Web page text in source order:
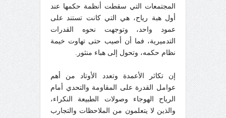
المجتمعات التي سقطت أنظمة حكمها عند
أول هبة رياح، هي التي كانت تستند على
عمود واحد، وتوجهت نحوه القدرات
التدميرية، فما أن أصيب حتى تهاوت خيمة
نظام حكمه، وتحول إلى هباء منثور.
إن تكاثر الأعمدة وتعدد الأوتاد من أهم
عوامل القدرة على المقاومة والتحدي أمام
الرياح الهوجاء وصولات الطبيعة النكراء،
والذين لا يتعلمون من الملاحظات والتجارب